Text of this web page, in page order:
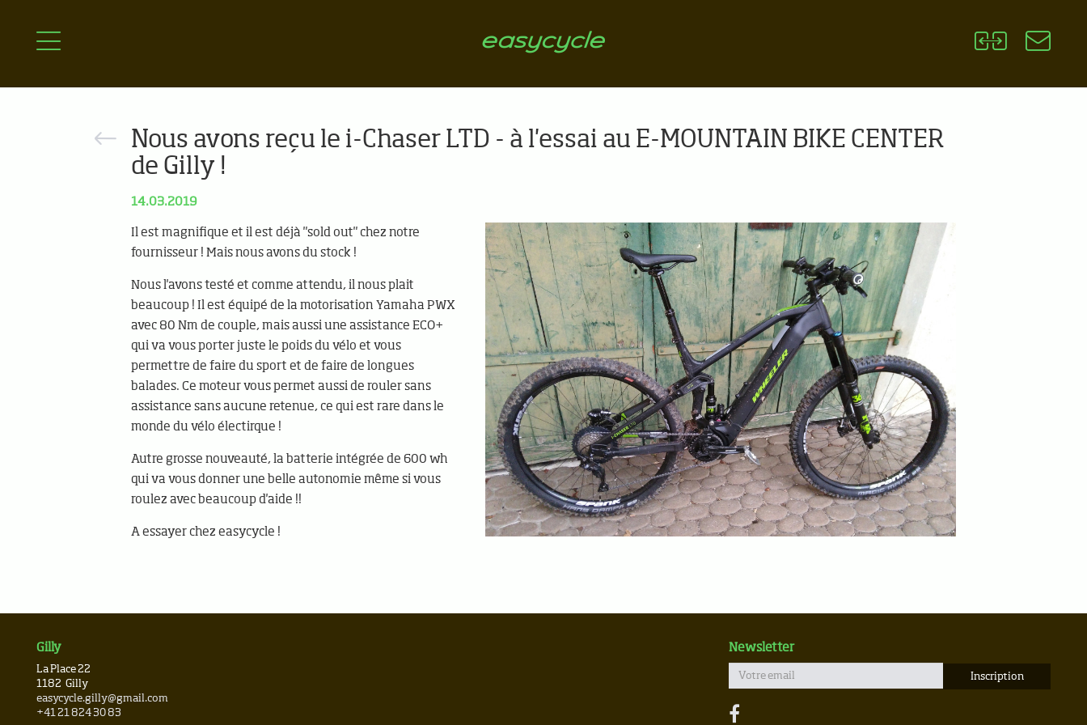
Nous avons reçu le i-Chaser LTD - à l'essai au E-MOUNTAIN BIKE CENTER
de Gilly !
14.03.2019
Il est magnifique et il est déjà "sold out" chez notre
fournisseur ! Mais nous avons du stock !
Nous l'avons testé et comme attendu, il nous plait
beaucoup ! Il est équipé de la motorisation Yamaha PWX
avec 80 Nm de couple, mais aussi une assistance ECO+
qui va vous porter juste le poids du vélo et vous
permettre de faire du sport et de faire de longues
balades. Ce moteur vous permet aussi de rouler sans
assistance sans aucune retenue, ce qui est rare dans le
monde du vélo électirque !
Autre grosse nouveauté, la batterie intégrée de 600 wh
qui va vous donner une belle autonomie même si vous
roulez avec beaucoup d'aide !!
A essayer chez easycycle !
Gilly
La Place 22
1182 Gilly
easycycle.gilly@gmail.com
+41 21 824 30 83
Newsletter